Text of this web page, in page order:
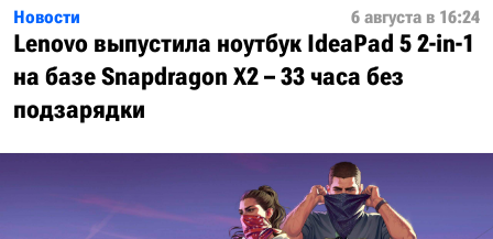
Новости 6 августа в 16:24
Lenovo выпустила ноутбук IdeaPad 5 2-in-1
на базе Snapdragon X2 – 33 часа без
подзарядки